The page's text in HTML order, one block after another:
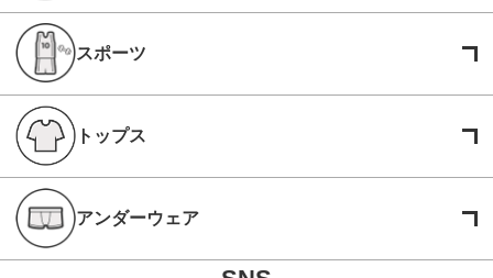
スポーツ
トップス
アンダーウェア